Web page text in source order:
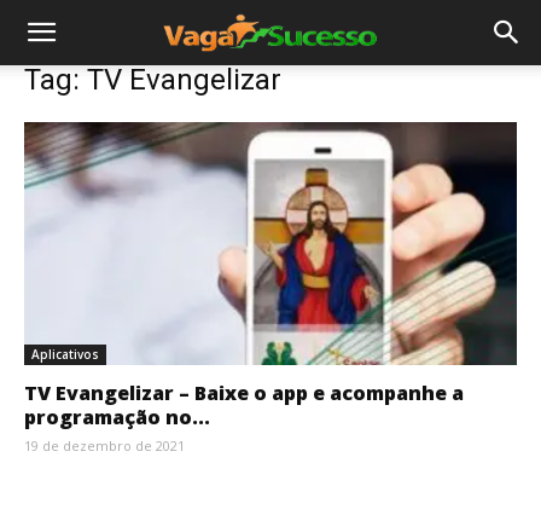
Tag: TV Evangelizar
Aplicativos
TV Evangelizar – Baixe o app e acompanhe a
programação no...
19 de dezembro de 2021